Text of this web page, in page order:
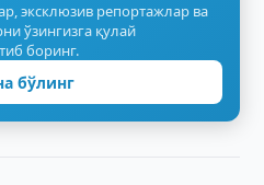
эксклюзив репортажлар ва
ўзингизга қулай
боринг.
бўлинг